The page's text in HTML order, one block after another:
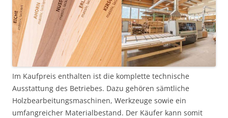
Im Kaufpreis enthalten ist die komplette technische
Ausstattung des Betriebes. Dazu gehören sämtliche
Holzbearbeitungsmaschinen, Werkzeuge sowie ein
umfangreicher Materialbestand. Der Käufer kann somit